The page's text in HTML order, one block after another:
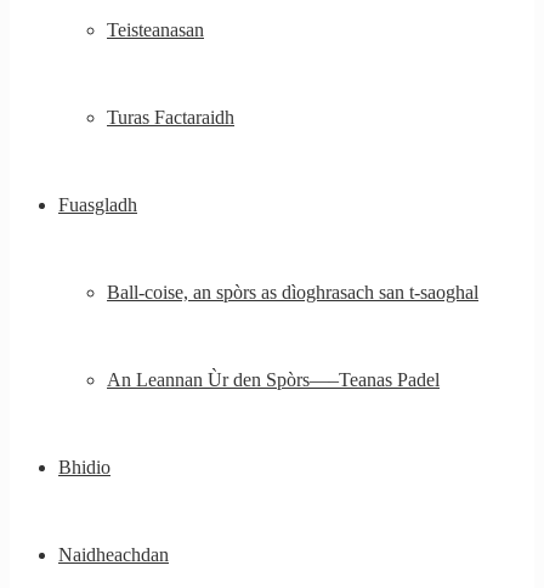
Teisteanasan
Turas Factaraidh
Fuasgladh
Ball-coise, an spòrs as dìoghrasach san t-saoghal
An Leannan Ùr den Spòrs—–Teanas Padel
Bhidio
Naidheachdan